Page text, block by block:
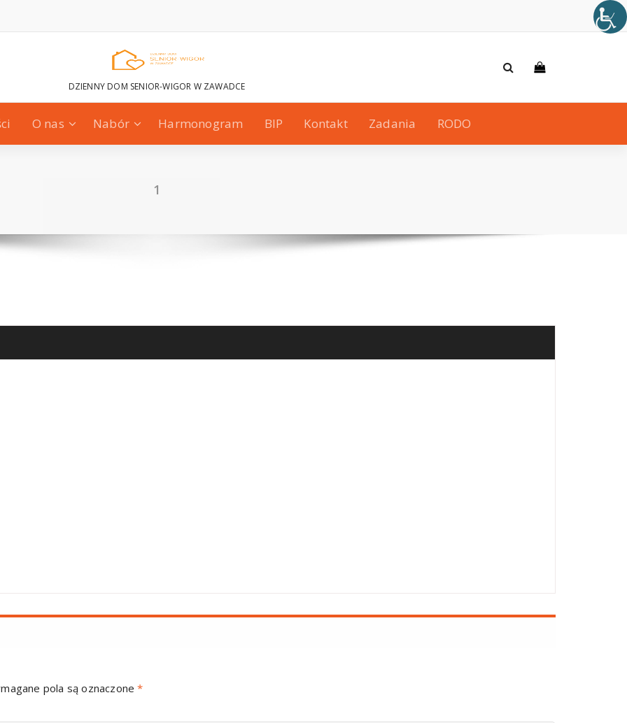
DZIENNY DOM SENIOR-WIGOR W ZAWADCE
O nas Nabór Harmonogram BIP Kontakt Zadania RODO
1
pola są oznaczone*